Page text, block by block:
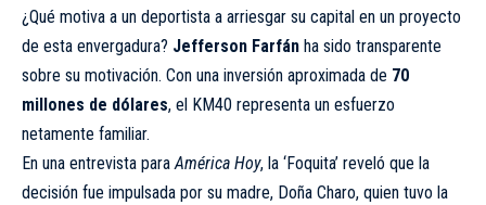
¿Qué motiva a un deportista a arriesgar su capital en un proyecto
de esta envergadura? Jefferson Farfán ha sido transparente
sobre su motivación. Con una inversión aproximada de 70
millones de dólares, el KM40 representa un esfuerzo
netamente familiar.
En una entrevista paraAmérica Hoy, la ‘Foquita’ reveló que la
decisión fue impulsada por su madre, Doña Charo, quien tuvo la